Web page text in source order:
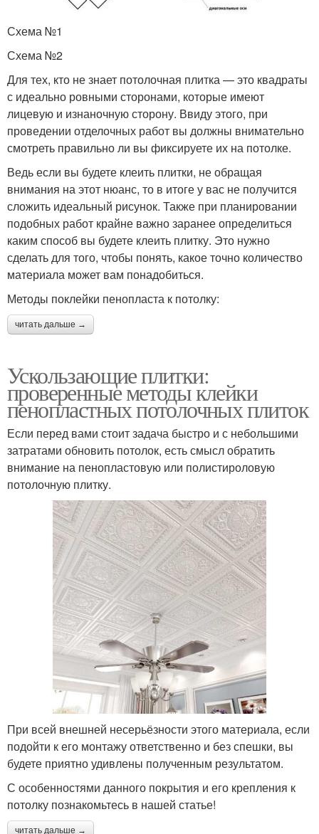
Схема №1
Схема №2
Для тех, кто не знает потолочная плитка — это квадраты
с идеально ровными сторонами, которые имеют
лицевую и изнаночную сторону. Ввиду этого, при
проведении отделочных работ вы должны внимательно
смотреть правильно ли вы фиксируете их на потолке.
Ведь если вы будете клеить плитки, не обращая
внимания на этот нюанс, то в итоге у вас не получится
сложить идеальный рисунок. Также при планировании
подобных работ крайне важно заранее определиться
каким способ вы будете клеить плитку. Это нужно
сделать для того, чтобы понять, какое точно количество
материала может вам понадобиться.
Методы поклейки пенопласта к потолку:
читать дальше →
Ускользающие плитки:
проверенные методы клейки
пенопластных потолочных плиток
Если перед вами стоит задача быстро и с небольшими
затратами обновить потолок, есть смысл обратить
внимание на пенопластовую или полистироловую
потолочную плитку.
При всей внешней несерьёзности этого материала, если
подойти к его монтажу ответственно и без спешки, вы
будете приятно удивлены полученным результатом.
С особенностями данного покрытия и его крепления к
потолку познакомьтесь в нашей статье!
читать дальше →